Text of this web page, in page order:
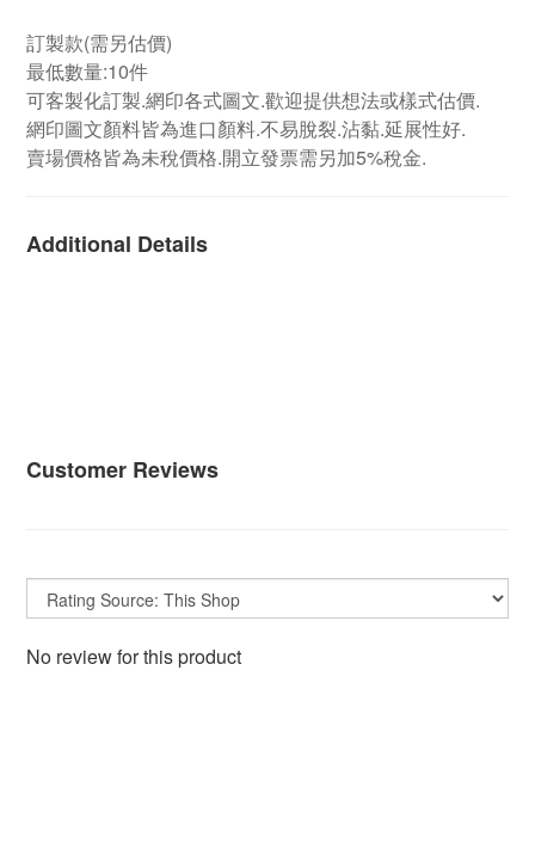
訂製款(需另估價)
最低數量:10件
可客製化訂製.網印各式圖文.歡迎提供想法或樣式估價.
網印圖文顏料皆為進口顏料.不易脫裂.沾黏.延展性好.
賣場價格皆為未稅價格.開立發票需另加5%稅金.
Additional Details
Customer Reviews
No review for this product